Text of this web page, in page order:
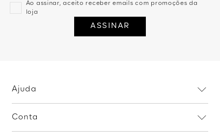
Ao assinar, aceito receber emails com promoções da
loja
ASSINAR
Ajuda
Conta